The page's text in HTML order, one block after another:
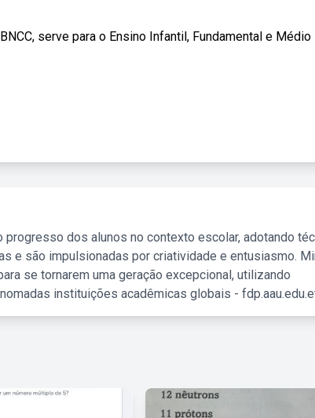
serve para o Ensino Infantil, Fundamental e Médio
progresso dos alunos no contexto escolar, adotando
e são impulsionadas por criatividade e entusiasmo.
se tornarem uma geração excepcional, utilizando
instituições acadêmicas globais -